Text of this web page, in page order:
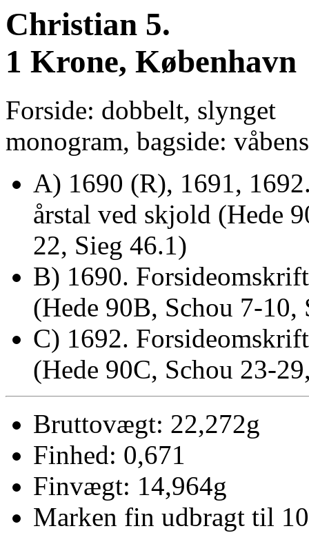
Christian 5.
1 Krone, København
Forside: dobbelt, slynget
monogram, bagside:
A) 1690 (R), 1691,
årstal ved skjold (Hede
22, Sieg 46.1)
B) 1690.
(Hede 90B, Schou 7-10,
C) 1692.
(Hede 90C, Schou 23-
Bruttovægt: 22,272g
Finhed: 0,671
Finvægt: 14,964g
Marken fin udbragt til